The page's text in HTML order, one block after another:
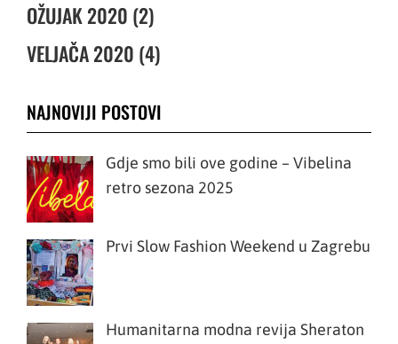
OŽUJAK 2020 (2)
VELJAČA 2020 (4)
NAJNOVIJI POSTOVI
Gdje smo bili ove godine – Vibelina
retro sezona 2025
Prvi Slow Fashion Weekend u Zagrebu
Humanitarna modna revija Sheraton